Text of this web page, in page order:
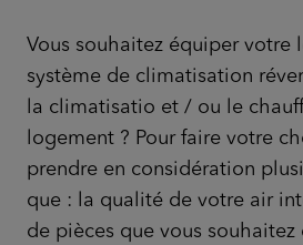
Vous souhaitez équiper votre
système de climatisation
la climatisatio et / ou le
logement ? Pour faire votre
prendre en considération
que : la qualité de votre air
de pièces que vous souhaitez